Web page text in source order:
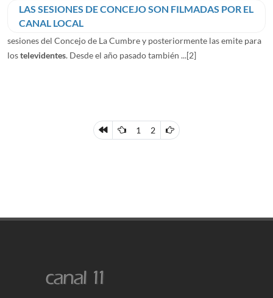
LAS SESIONES DE CONCEJO SON FILMADAS POR EL
CANAL LOCAL
sesiones del Concejo de La Cumbre y posteriormente las emite para
lostelevidentes. Desde el año pasado también ...[2]
1 2